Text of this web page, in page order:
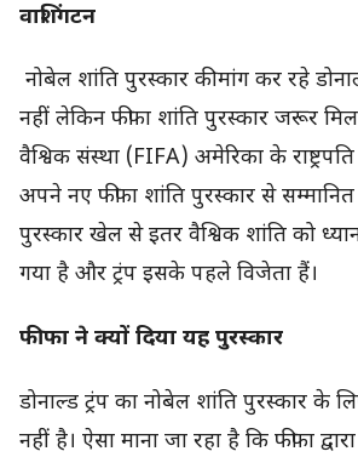
वाशिंगटन
नोबेल शांति पुरस्कार की मांग कर रहे
नहीं लेकिन फीफा शांति पुरस्कार जरूर
वैश्विक संस्था (FIFA) अमेरिका के राष्ट्रपति
अपने नए फीफा शांति पुरस्कार से
पुरस्कार खेल से इतर वैश्विक शांति को
गया है और ट्रंप इसके पहले विजेता हैं।
फीफा ने क्यों दिया यह पुरस्कार
डोनाल्ड ट्रंप का नोबेल शांति पुरस्कार के
नहीं है। ऐसा माना जा रहा है कि फीफा